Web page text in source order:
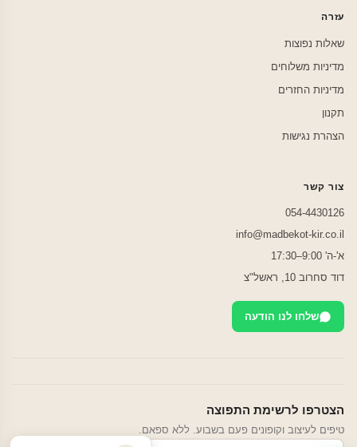
עזרה
שאלות נפוצות
מדיניות משלוחים
מדיניות החזרים
תקנון
הצהרת נגישות
צור קשר
054-4430126
info@madbekot-kir.co.il
א'-ה' 9:00–17:30
דוד סחרוב 10, ראשל"צ
שלחו לנו הודעה
הצטרפו לרשימת התפוצה
טיפים לעיצוב וקופונים פעם בשבוע. ללא ספאם.